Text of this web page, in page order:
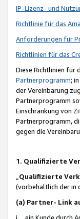
IP-Lizenz- und
Richtlinie für das
Anforderungen für
Richtlinien für das
Diese Richtlinien für
Partnerprogramm;
der Vereinbarung
Partnerprogramm
Einschränkung von
Partnerprogramm,
gegen die
1. Qualifizierte
Qualifizierte
(vorbehaltlich der in
(a) Partner- Link
i. ein Kunde durch